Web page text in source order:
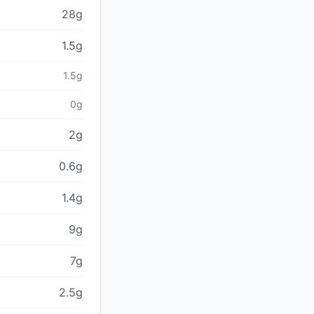
28g
1.5g
1.5g
0g
2g
0.6g
1.4g
9g
7g
2.5g